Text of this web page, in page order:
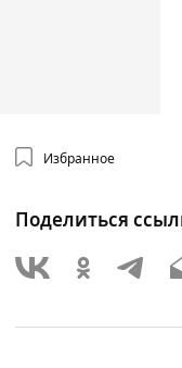
Избранное
Поделиться